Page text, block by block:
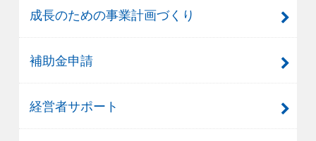
成長のための事業計画づくり
補助金申請
経営者サポート